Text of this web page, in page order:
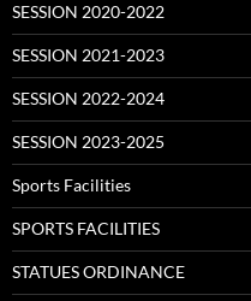
SESSION 2020-2022
SESSION 2021-2023
SESSION 2022-2024
SESSION 2023-2025
Sports Facilities
SPORTS FACILITIES
STATUES ORDINANCE